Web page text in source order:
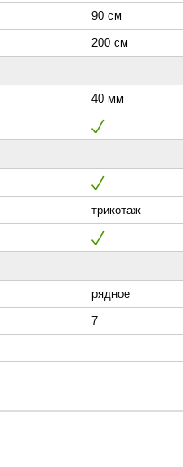
90 см
200 см
40 мм
трикотаж
рядное
7